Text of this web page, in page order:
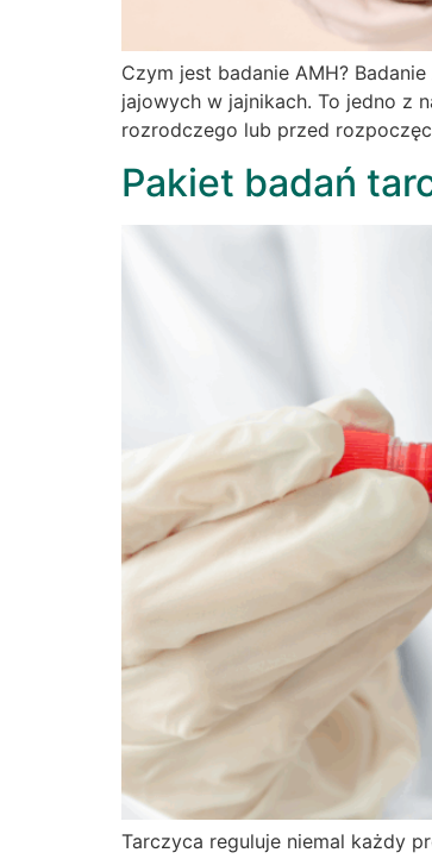
Czym jest badanie AMH?
jajowych w jajnikach. To jedno z
rozrodczego lub przed
Pakiet badań
Tarczyca reguluje niemal każdy